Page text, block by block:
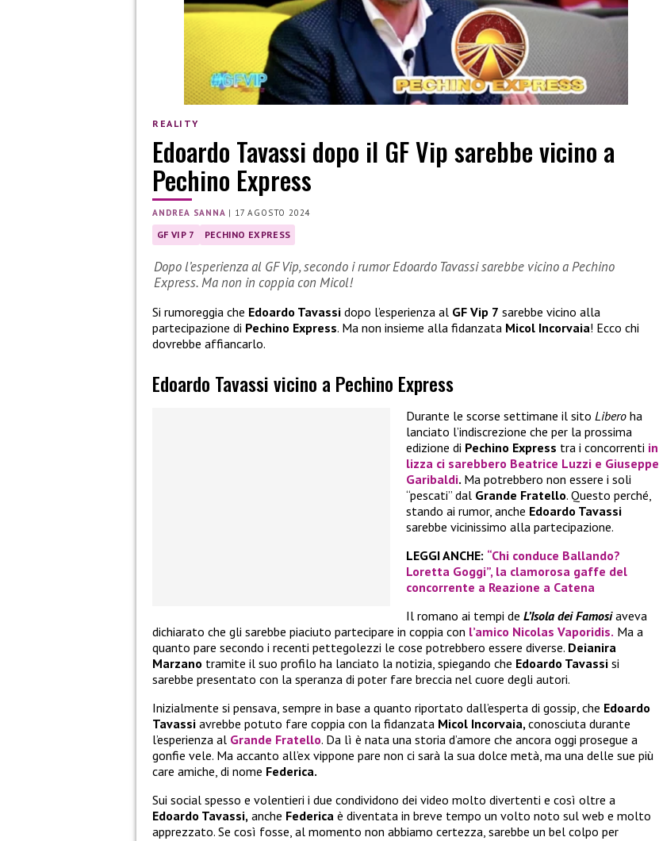
REALITY
Edoardo Tavassi dopo il GF Vip sarebbe vicino a
Pechino Express
ANDREA SANNA | 17 AGOSTO 2024
GF VIP 7 PECHINO EXPRESS
Dopo l’esperienza al GF Vip, secondo i rumor Edoardo Tavassi sarebbe vicino a Pechino
Express. Ma non in coppia con Micol!
Si rumoreggia che Edoardo Tavassi dopo l’esperienza al GF Vip 7 sarebbe vicino alla
partecipazione di Pechino Express. Ma non insieme alla fidanzata Micol Incorvaia! Ecco chi
dovrebbe affiancarlo.
Edoardo Tavassi vicino a Pechino Express
Durante le scorse settimane il sito Libero ha
lanciato l’indiscrezione che per la prossima
edizione di Pechino Express tra i concorrenti in
lizza ci sarebbero Beatrice Luzzi e Giuseppe
Garibaldi. Ma potrebbero non essere i soli
“pescati” dal Grande Fratello. Questo perché,
stando ai rumor, anche Edoardo Tavassi
sarebbe vicinissimo alla partecipazione.
LEGGI ANCHE: “Chi conduce Ballando?
Loretta Goggi”, la clamorosa gaffe del
concorrente a Reazione a Catena
Il romano ai tempi de L’Isola dei Famosiaveva
dichiarato che gli sarebbe piaciuto partecipare in coppia con l’amico Nicolas Vaporidis. Ma a
quanto pare secondo i recenti pettegolezzi le cose potrebbero essere diverse. Deianira
Marzano tramite il suo profilo ha lanciato la notizia, spiegando che Edoardo Tavassi si
sarebbe presentato con la speranza di poter fare breccia nel cuore degli autori.
Inizialmente si pensava, sempre in base a quanto riportato dall’esperta di gossip, che Edoardo
Tavassi avrebbe potuto fare coppia con la fidanzata Micol Incorvaia,conosciuta durante
l’esperienza al Grande Fratello. Da lì è nata una storia d’amore che ancora oggi prosegue a
gonfie vele. Ma accanto all’ex vippone pare non ci sarà la sua dolce metà, ma una delle sue più
care amiche, di nome Federica.
Sui social spesso e volentieri i due condividono dei video molto divertenti e così oltre a
Edoardo Tavassi, anche Federica è diventata in breve tempo un volto noto sul web e molto
apprezzato. Se così fosse, al momento non abbiamo certezza, sarebbe un bel colpo per